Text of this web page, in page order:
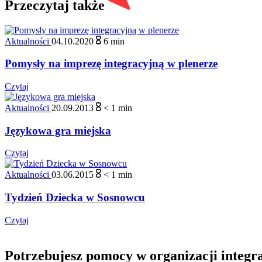
Przeczytaj także
Aktualności 04.10.2020 6 min
Pomysły na imprezę integracyjną w plenerze
Czytaj
Aktualności 20.09.2013 < 1 min
Językowa gra miejska
Czytaj
Aktualności 03.06.2015 < 1 min
Tydzień Dziecka w Sosnowcu
Czytaj
Potrzebujesz pomocy w organizacji